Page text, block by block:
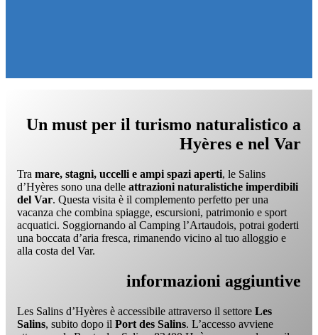
Un must per il turismo naturalistico a
Hyères e nel Var
Tra mare, stagni, uccelli e ampi spazi aperti, le Salins
d’Hyères sono una delle attrazioni naturalistiche imperdibili
del Var. Questa visita è il complemento perfetto per una
vacanza che combina spiagge, escursioni, patrimonio e sport
acquatici. Soggiornando al Camping l’Artaudois, potrai goderti
una boccata d’aria fresca, rimanendo vicino al tuo alloggio e
alla costa del Var.
informazioni aggiuntive
Les Salins d’Hyères è accessibile attraverso il settore Les
Salins, subito dopo il Port des Salins. L’accesso avviene